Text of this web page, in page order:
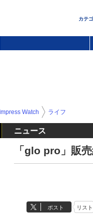
Impress Watch ライフ
ニュース
「glo pro」販
ポスト リスト